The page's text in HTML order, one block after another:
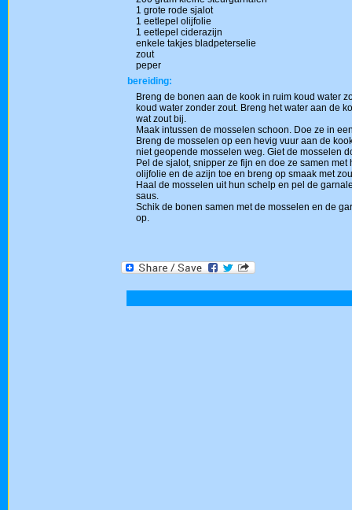
1 grote rode sjalot
1 eetlepel olijfolie
1 eetlepel ciderazijn
enkele takjes bladpeterselie
zout
peper
bereiding:
Breng de bonen aan de kook in ruim koud water
koud water zonder zout. Breng het water aan de
wat zout bij.
Maak intussen de mosselen schoon. Doe ze in
Breng de mosselen op een hevig vuur aan de
niet geopende mosselen weg. Giet de mosselen
Pel de sjalot, snipper ze fijn en doe ze samen
olijfolie en de azijn toe en breng op smaak met
Haal de mosselen uit hun schelp en pel de
saus.
Schik de bonen samen met de mosselen en de
op.